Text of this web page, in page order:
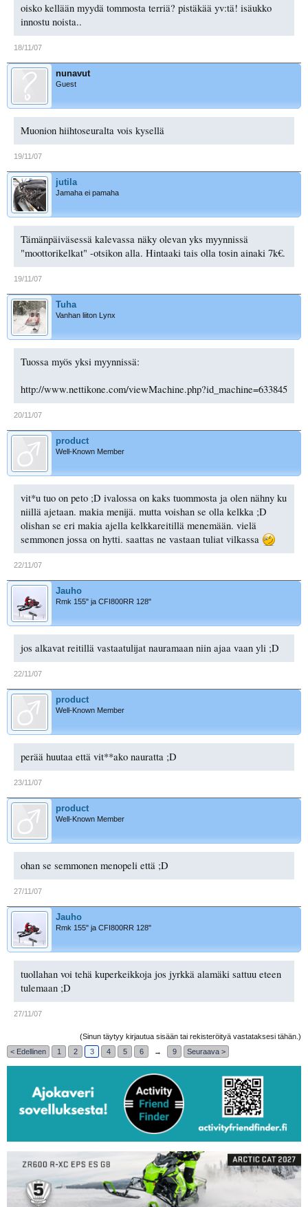
oisko kellään myydä tommosta terriä? pistäkää yv:tä! isäukko
innostu noista..
18/11/07
nunavut
Guest
Muonion hiihtoseuralta vois kysellä
19/11/07
jutila
Jamaha ei pamaha
Tämänpäiväsessä kalevassa näky olevan yks myynnissä
"moottorikelkat" -otsikon alla. Hintaaki tais olla tosin ainaki 7k€.
19/11/07
Tuha
Vanhan liiton Lynx
Tuossa myös yksi myynnissä:
http://www.nettikone.com/viewMachine.php?id_machine=633845
20/11/07
product
Well-Known Member
vit*u tuo on peto ;D ivalossa on kaks tuommosta ja olen nähny ku
niillä ajetaan. makia menijä. mutta voishan se olla kelkka ;D
olishan se eri makia ajella kelkkareitillä menemään. vielä
semmonen jossa on hytti. saattas ne vastaan tuliat vilkassa
22/11/07
Jauho
Rmk 155" ja CFI800RR 128"
jos alkavat reitillä vastaatulijat nauramaan niin ajaa vaan yli ;D
22/11/07
product
Well-Known Member
perää huutaa että vit**ako nauratta ;D
23/11/07
product
Well-Known Member
ohan se semmonen menopeli että ;D
27/11/07
Jauho
Rmk 155" ja CFI800RR 128"
tuollahan voi tehä kuperkeikkoja jos jyrkkä alamäki sattuu eteen
tulemaan ;D
27/11/07
(Sinun täytyy kirjautua sisään tai rekisteröityä vastataksesi tähän.)
< Edellinen
1 2 3 4 5 6 → 9 Seuraava >